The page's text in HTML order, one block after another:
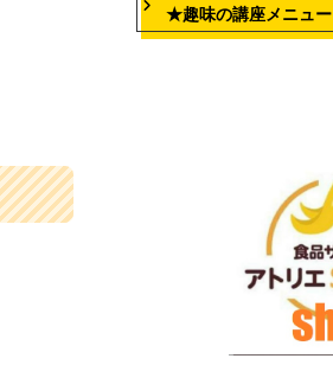
★趣味の講座メニュー